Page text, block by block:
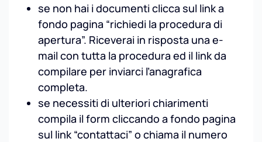
se non hai i documenti clicca sul link a
fondo pagina “richiedi la procedura di
apertura”. Riceverai in risposta una e-
mail con tutta la procedura ed il link da
compilare per inviarci l’anagrafica
completa.
se necessiti di ulteriori chiarimenti
compila il form cliccando a fondo pagina
sul link “contattaci” o chiama il numero